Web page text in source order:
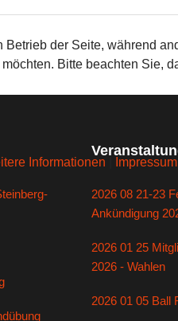
2026 08 21-23
Ankündigung
2026 01 25
2026 - Wahlen
2026 01 05 Ball
der Seite, während
Bitte beachten Sie,
Informationen Impressum